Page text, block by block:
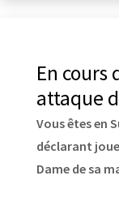
En cours
attaque
Vous êtes en
déclarant joue
Dame de sa